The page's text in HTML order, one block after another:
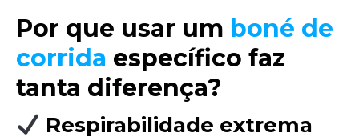
Por que usar um boné de
corrida específico faz
tanta diferença?
Respirabilidade extrema